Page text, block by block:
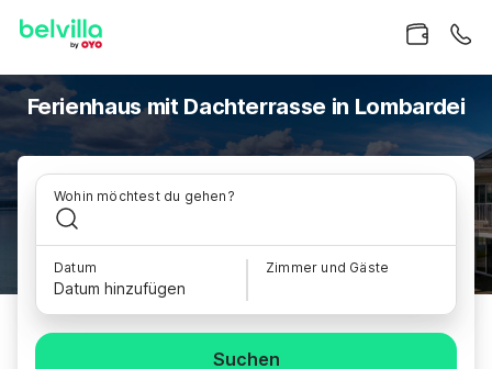
Ferienhaus mit Dachterrasse in Lombardei
Wohin möchtest du gehen?
Datum
Datum hinzufügen
Zimmer und Gäste
Suchen